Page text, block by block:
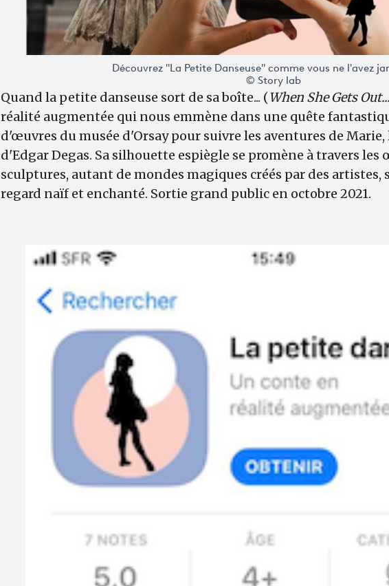
Découvrez "La Petite Danseuse" comme vous ne l'avez
© Story lab
Quand la petite danseuse sort de sa boîte... ( When She Gets Out...
réalité augmentée qui nous emmène dans une quête
d'œuvres du musée d'Orsay pour suivre les aventures de
d'Edgar Degas. Sa silhouette espiègle se promène à travers les
sculptures, autant de mondes magiques créés par des artistes,
regard naïf et enchanté. Sortie grand public en octobre 2021.